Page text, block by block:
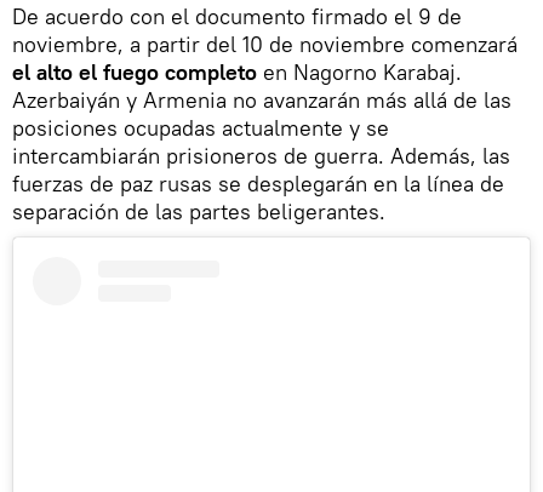
De acuerdo con el documento firmado el 9 de
noviembre, a partir del 10 de noviembre comenzará
el alto el fuego completo en Nagorno Karabaj.
Azerbaiyán y Armenia no avanzarán más allá de las
posiciones ocupadas actualmente y se
intercambiarán prisioneros de guerra. Además, las
fuerzas de paz rusas se desplegarán en la línea de
separación de las partes beligerantes.